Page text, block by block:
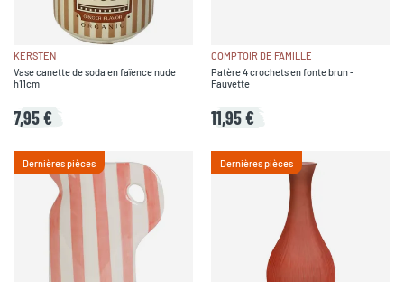
KERSTEN
Vase canette de soda en faïence nude
h11cm
7,95 €
COMPTOIR DE FAMILLE
Patère 4 crochets en fonte brun -
Fauvette
11,95 €
Dernières pièces Dernières pièces